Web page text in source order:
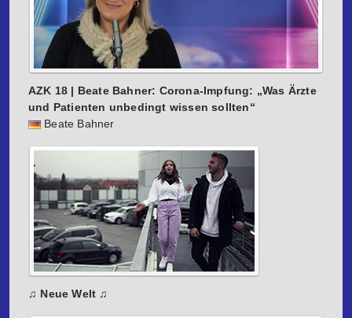
AZK 18 | Beate Bahner: Corona-Impfung: „Was Ärzte
und Patienten unbedingt wissen sollten“
Beate Bahner
♫ Neue Welt ♫